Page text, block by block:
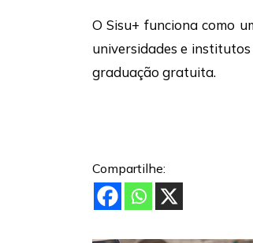
O Sisu+ funciona como
universidades e
graduação gratuita.
Compartilhe: